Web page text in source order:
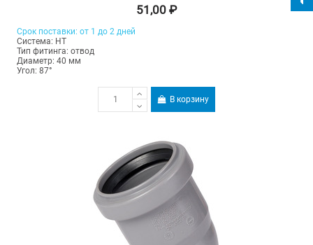
51,00 ₽
Срок поставки: от 1 до 2 дней
Система: HT
Тип фитинга: отвод
Диаметр: 40 мм
Угол: 87°
В корзину